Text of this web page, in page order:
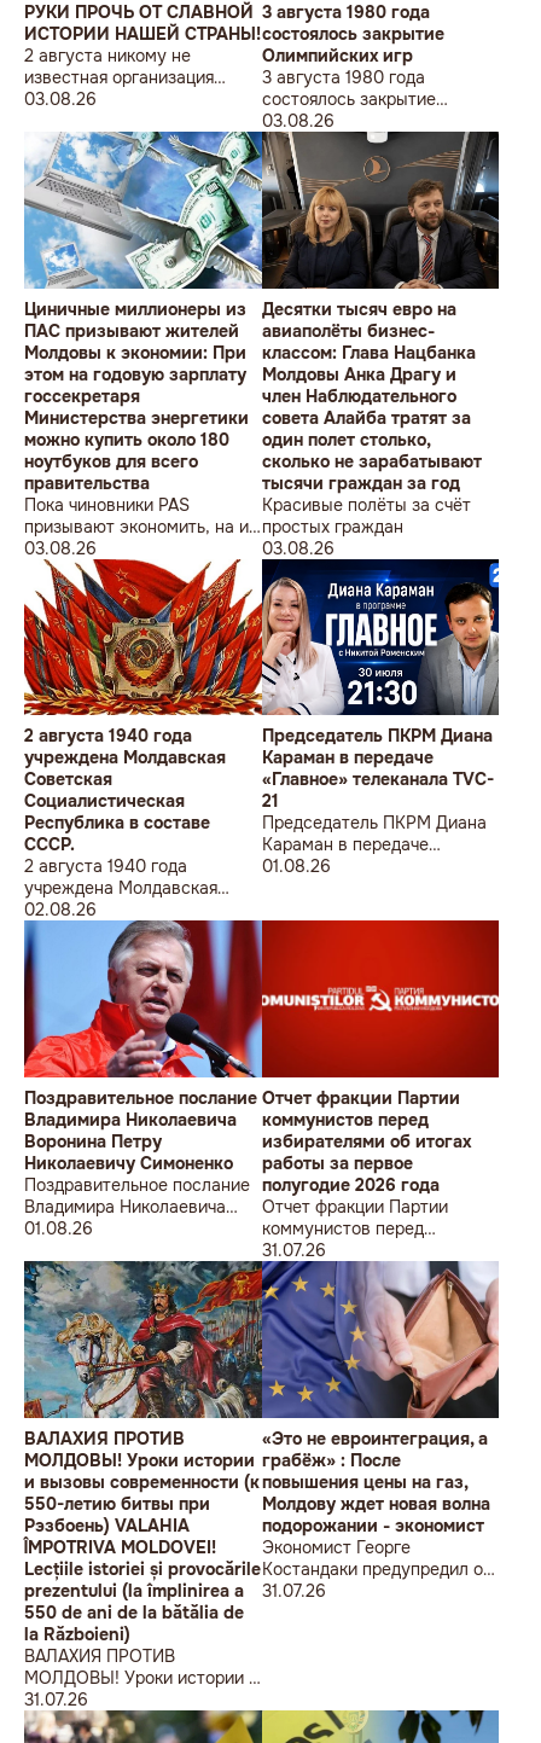
РУКИ ПРОЧЬ ОТ СЛАВНОЙ
ИСТОРИИ НАШЕЙ СТРАНЫ!
2 августа никому не
известная организация
«Лига бессарабских
Кишиневе малочисленную
акцию «В Европейский Союз
без советских памятников».
03.08.26
3 августа 1980 года
состоялось закрытие
Олимпийских игр
3 августа 1980 года
состоялось закрытие
Олимпийских игр
03.08.26
Циничные миллионеры из
ПАС призывают жителей
Молдовы к экономии: При
этом на годовую зарплату
госсекретаря
Министерства энергетики
можно купить около 180
ноутбуков для всего
правительства
Пока чиновники PAS
призывают экономить, на их
собственные доходы можно
купить технику для целого
учреждения
03.08.26
Десятки тысяч евро на
авиаполёты бизнес-
классом: Глава Нацбанка
Молдовы Анка Драгу и
член Наблюдательного
совета Алайба тратят за
один полет столько,
сколько не зарабатывают
тысячи граждан за год
Красивые полёты за счёт
простых граждан
03.08.26
2 августа 1940 года
учреждена Молдавская
Советская
Социалистическая
Республика в составе
СССР.
2 августа 1940 года
учреждена Молдавская
Советская
Социалистическая
Республика в составе
СССР.
02.08.26
Председатель ПКРМ Диана
Караман в передаче
«Главное» телеканала TVC-
21
Председатель ПКРМ Диана
Караман в передаче
«Главное» телеканала TVC-
01.08.26
Поздравительное послание
Владимира Николаевича
Воронина Петру
Николаевичу Симоненко
Поздравительное послание
Владимира Николаевича
Воронина Петру
01.08.26
Отчет фракции Партии
коммунистов перед
избирателями об итогах
работы за первое
полугодие 2026 года
Отчет фракции Партии
коммунистов перед
избирателями об итогах
работы за первое полугодие
2026 года
31.07.26
ВАЛАХИЯ ПРОТИВ
МОЛДОВЫ! Уроки истории
и вызовы современности (к
550-летию битвы при
Рэзбоень) VALAHIA
ÎMPOTRIVA MOLDOVEI!
Lecțiile istoriei și provocările
prezentului (la împlinirea a
550 de ani de la bătălia de
la Războieni)
ВАЛАХИЯ ПРОТИВ
МОЛДОВЫ! Уроки истории и
вызовы современности (к
550-летию битвы при
31.07.26
«Это не евроинтеграция, а
грабёж» : После
повышения цены на газ,
Молдову ждет новая волна
подорожании - экономист
Экономист Георге
Костандаки предупредил о
новой волне роста цен
31.07.26